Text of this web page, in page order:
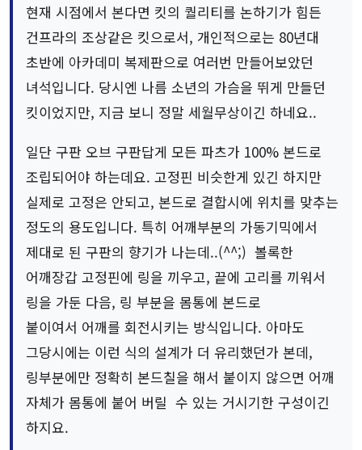
현재 시점에서 본다면 킷의 퀄리티를 논하기가 힘든
건프라의 조상같은 킷으로서, 개인적으로는 80년대
초반에 아카데미 복제판으로 여러번 만들어보았던
녀석입니다. 당시엔 나름 소년의 가슴을 뛰게 만들던
킷이었지만, 지금 보니 정말 세월무상이긴 하네요..
일단 구판 오브 구판답게 모든 파츠가 100% 본드로
조립되어야 하는데요. 고정핀 비슷한게 있긴 하지만
실제로 고정은 안되고, 본드로 결합시에 위치를 맞추는
정도의 용도입니다. 특히 어깨부분의 가동기믹에서
제대로 된 구판의 향기가 나는데..(^^;) 볼록한
어깨장갑 고정핀에 링을 끼우고, 끝에 고리를 끼워서
링을 가둔 다음, 링 부분을 몸통에 본드로
붙이여서 어깨를 회전시키는 방식입니다. 아마도
그당시에는 이런 식의 설계가 더 유리했던가 본데,
링부분에만 정확히 본드칠을 해서 붙이지 않으면 어깨
자체가 몸통에 붙어 버릴 수 있는 거시기한 구성이긴
하지요.